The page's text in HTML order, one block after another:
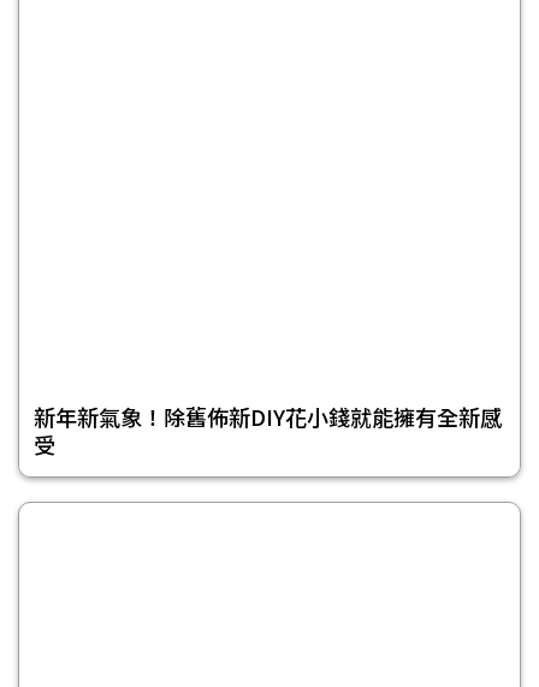
新年新氣象！除舊佈新DIY花小錢就能擁有全新感
受